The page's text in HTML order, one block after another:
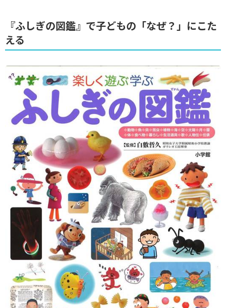
『ふしぎの図鑑』で子どもの「なぜ？」にこた
える